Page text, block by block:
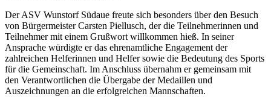
Der ASV Wunstorf Südaue freute sich besonders über den Besuch
von Bürgermeister Carsten Piellusch, der die Teilnehmerinnen und
Teilnehmer mit einem Grußwort willkommen hieß. In seiner
Ansprache würdigte er das ehrenamtliche Engagement der
zahlreichen Helferinnen und Helfer sowie die Bedeutung des Sports
für die Gemeinschaft. Im Anschluss übernahm er gemeinsam mit
den Verantwortlichen die Übergabe der Medaillen und
Auszeichnungen an die erfolgreichen Mannschaften.